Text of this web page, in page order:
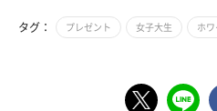
タグ： プレゼント 女子大生 ホワ